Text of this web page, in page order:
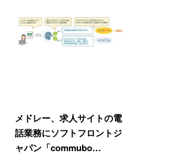
メドレー、求人サイトの電
話業務にソフトフロントジ
ャパン「commubo…